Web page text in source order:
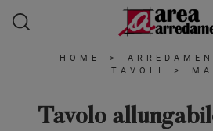
HOME >
TAVOLI
>
Tavolo